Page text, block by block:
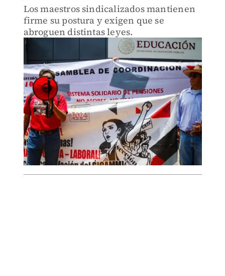
Los maestros sindicalizados mantienen
firme su postura y exigen que se
abroguen distintas leyes.